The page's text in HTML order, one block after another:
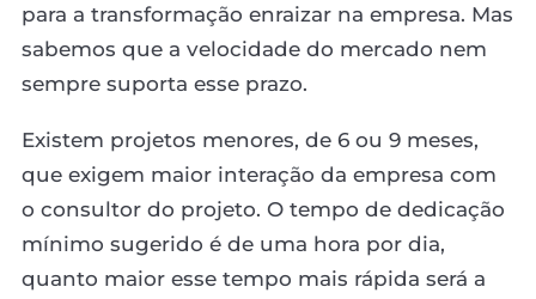
para a transformação enraizar na empresa. Mas
sabemos que a velocidade do mercado nem
sempre suporta esse prazo.
Existem projetos menores, de 6 ou 9 meses,
que exigem maior interação da empresa com
o consultor do projeto. O tempo de dedicação
mínimo sugerido é de uma hora por dia,
quanto maior esse tempo mais rápida será a